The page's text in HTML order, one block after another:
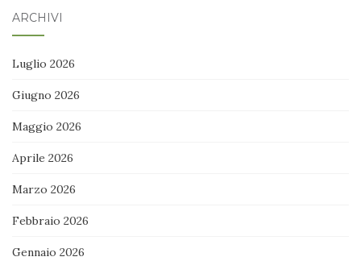
ARCHIVI
Luglio 2026
Giugno 2026
Maggio 2026
Aprile 2026
Marzo 2026
Febbraio 2026
Gennaio 2026